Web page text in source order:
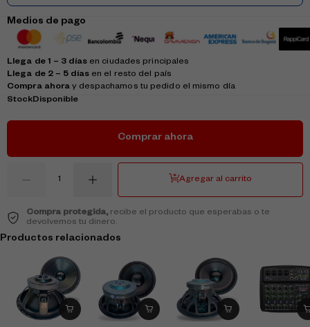
Medios de pago
Llega de 1 – 3 díasen ciudades principales
Llega de 2 – 5 díasen el resto del país
Compra ahora y despachamos tu pedido el mismo día
StockDisponible
Comprar ahora
Agregar al carrito
Compra protegida,recibe el producto que esperabas o te
devolvemos tu dinero.
Productos relacionados